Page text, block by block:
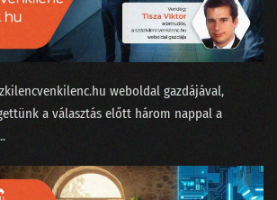
118 - Krézi hírek, avagy rácsodálkozunk a világra
117 - Kell-e gyorstalpalt szakértőnek a lineáris regresszió?
e az AutoML a munkánkat?
nevezhetünk MI szakértőnek?
Nyári Salátaörvény
weboldal gazdájával,
a választás előtt három nappal a